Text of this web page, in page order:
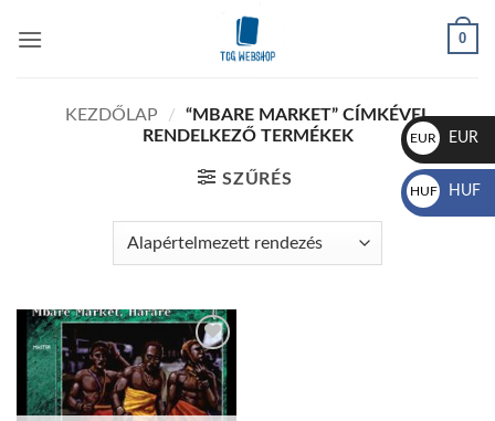
0
KEZDŐLAP /
“MBARE MARKET” CÍMKÉVEL
RENDELKEZŐ TERMÉKEK
SZŰRÉS
Add to
wishlist
EUR
€
EUR
HUF
Ft
HUF